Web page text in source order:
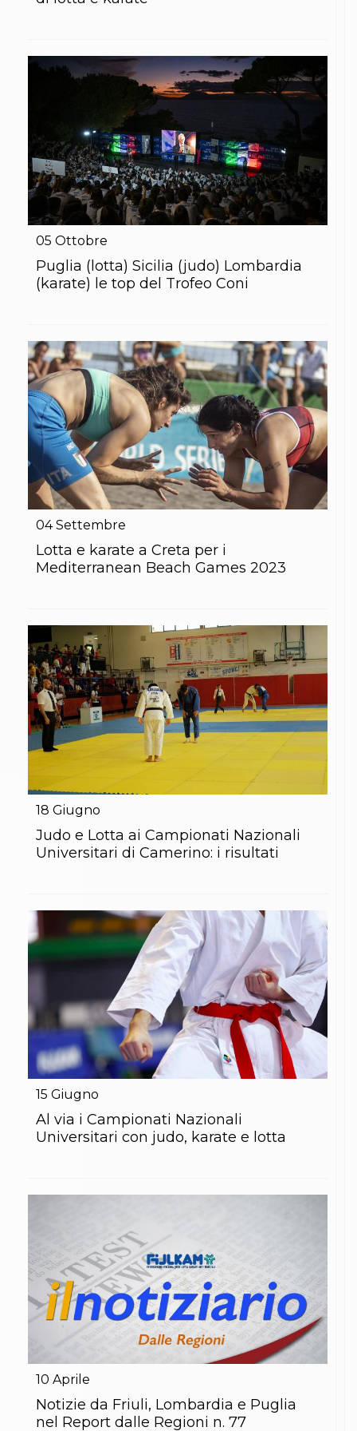
Difesa Personale MGA
La disciplina
News
Merchandising
Mappa del sito
Cerca
Contatti
News
Cookies Accept
Newsletter
Catalogo formativo
Corsi di Specializzazione
Corsi FIJLKAM-FISDIR
Corso Direttore di Gara
Abilitazioni
Sportello Fiscale
News
Modulistica
FAQ
Quesiti fiscali
Sostenibilità
Documenti
05 Ottobre
Puglia (lotta) Sicilia (judo) Lombardia
(karate) le top del Trofeo Coni
04 Settembre
Lotta e karate a Creta per i
Mediterranean Beach Games 2023
18 Giugno
Judo e Lotta ai Campionati Nazionali
Universitari di Camerino: i risultati
15 Giugno
Al via i Campionati Nazionali
Universitari con judo, karate e lotta
10 Aprile
Notizie da Friuli, Lombardia e Puglia
nel Report dalle Regioni n. 77